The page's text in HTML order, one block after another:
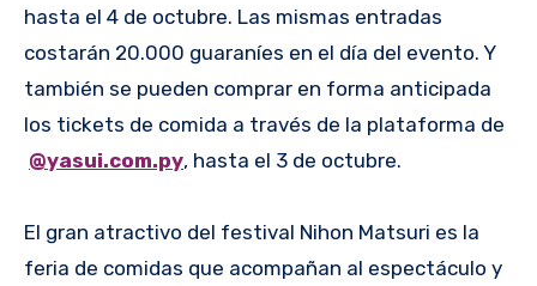
hasta el 4 de octubre. Las mismas entradas
costarán 20.000 guaraníes en el día del evento. Y
también se pueden comprar en forma anticipada
los tickets de comida a través de la plataforma de
@yasui.com.py, hasta el 3 de octubre.
El gran atractivo del festival Nihon Matsuri es la
feria de comidas que acompañan al espectáculo y